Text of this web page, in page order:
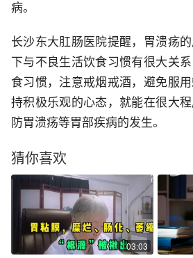
病。
长沙东大肛肠医院提醒，胃溃疡
下与不良生活饮食习惯有很大关
食习惯，注意戒烟戒酒，避免服
持积极乐观的心态，就能在很大
防胃溃疡等胃部疾病的发生。
猜你喜欢
03:03